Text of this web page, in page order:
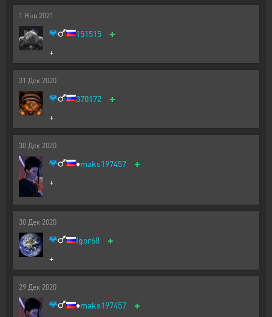
1 Янв 2021
151515 +
+
31 Дек 2020
370172 +
+
30 Дек 2020
♦️maks197457 +
+
30 Дек 2020
Igor68 +
+
29 Дек 2020
♦️maks197457 +